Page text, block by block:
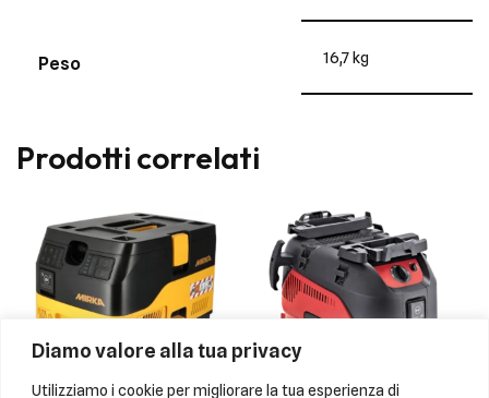
Diamo valore alla tua privacy
Utilizziamo i cookie per migliorare la tua esperienza di
Peso 16,7 kg
Prodotti correlati